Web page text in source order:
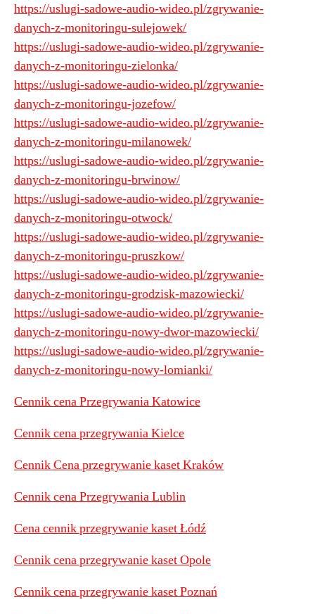
https://uslugi-sadowe-audio-wideo.pl/zgrywanie-
danych-z-monitoringu-sulejowek/
https://uslugi-sadowe-audio-wideo.pl/zgrywanie-
danych-z-monitoringu-zielonka/
https://uslugi-sadowe-audio-wideo.pl/zgrywanie-
danych-z-monitoringu-jozefow/
https://uslugi-sadowe-audio-wideo.pl/zgrywanie-
danych-z-monitoringu-milanowek/
https://uslugi-sadowe-audio-wideo.pl/zgrywanie-
danych-z-monitoringu-brwinow/
https://uslugi-sadowe-audio-wideo.pl/zgrywanie-
danych-z-monitoringu-otwock/
https://uslugi-sadowe-audio-wideo.pl/zgrywanie-
danych-z-monitoringu-pruszkow/
https://uslugi-sadowe-audio-wideo.pl/zgrywanie-
danych-z-monitoringu-grodzisk-mazowiecki/
https://uslugi-sadowe-audio-wideo.pl/zgrywanie-
danych-z-monitoringu-nowy-dwor-mazowiecki/
https://uslugi-sadowe-audio-wideo.pl/zgrywanie-
danych-z-monitoringu-nowy-lomianki/
Cennik cena Przegrywania Katowice
Cennik cena przegrywania Kielce
Cennik Cena przegrywanie kaset Kraków
Cennik cena Przegrywania Lublin
Cena cennik przegrywanie kaset Łódź
Cennik cena przegrywanie kaset Opole
Cennik cena przegrywanie kaset Poznań